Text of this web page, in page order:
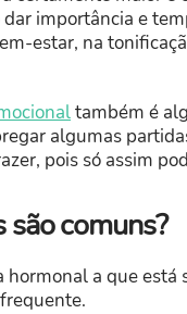
importância e
estar, na
também é
algumas
pois só assim
são comuns?
hormonal a que